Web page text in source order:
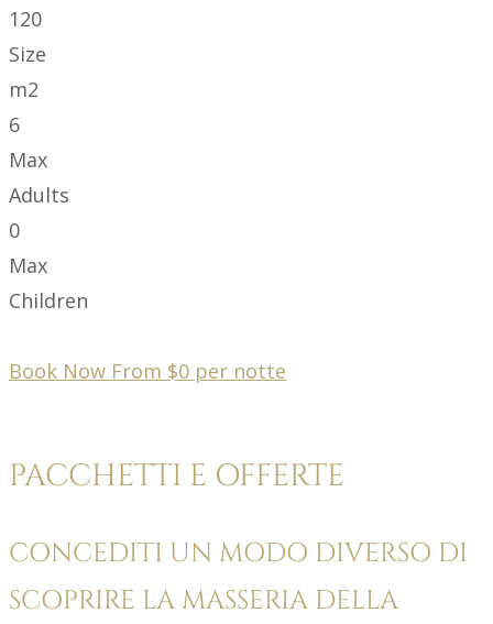
120
Size
m2
6
Max
Adults
0
Max
Children
Book Now From $0 per notte
PACCHETTI E OFFERTE
CONCEDITI UN MODO DIVERSO DI
SCOPRIRE LA MASSERIA DELLA